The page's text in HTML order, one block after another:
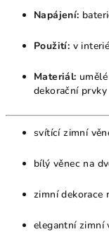
Napájení:
Použití: v
Materiál:
dekorační prvky
svítící zimní
bílý věnec na
zimní dekorace
elegantní zimní